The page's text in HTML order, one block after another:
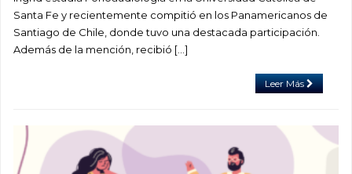
Santa Fe y recientemente compitió en los Panamericanos de
Santiago de Chile, donde tuvo una destacada participación.
Además de la mención, recibió […]
Leer Más